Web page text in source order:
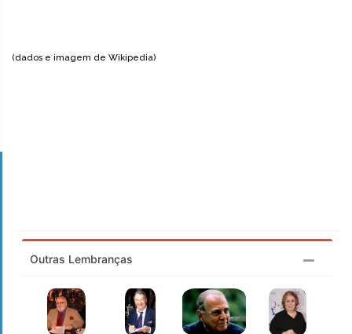
(dados e imagem de Wikipedia)
Outras Lembranças